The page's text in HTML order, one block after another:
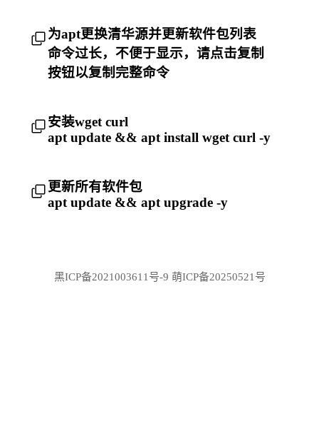
为apt更换清华源并更新软件包列表
命令过长，不便于显示，请点击复制
按钮以复制完整命令
安装wget curl
apt update && apt install wget curl -y
更新所有软件包
apt update && apt upgrade -y
黑ICP备2021003611号-9 萌ICP备20250521号